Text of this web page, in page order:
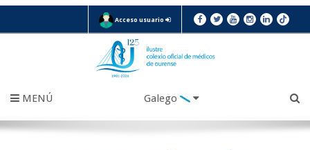
Acceso usuario
MENÚ Galego